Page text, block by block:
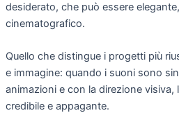
desiderato, che può essere
cinematografico.
Quello che distingue i progetti più
e immagine: quando i suoni sono
animazioni e con la direzione visiva,
credibile e appagante.